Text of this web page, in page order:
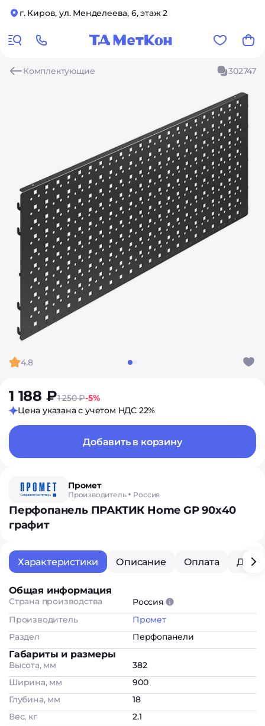
г. Киров, ул. Менделеева, 6, этаж 2
Комплектующие 302747
4.8
1 188 ₽1 250 ₽-5%
Цена указана с учетом НДС 22%
Добавить в корзину
Промет
Производитель Россия
Перфопанель ПРАКТИК Home GP 90х40
графит
Характеристики Описание Оплата
Общая информация
Страна производства
Россия
Производитель
Промет
Раздел
Перфопанели
Габариты и размеры
Высота, мм
382
Ширина, мм
900
Глубина, мм
18
Вес, кг
2.1